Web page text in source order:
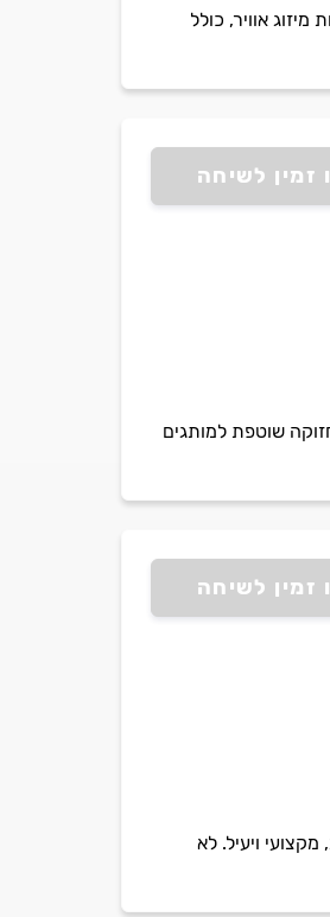
מערכות מיזוג אוויר, כולל
זמין לשיחה
שוטפת למותגים
זמין לשיחה
ויעיל. לא